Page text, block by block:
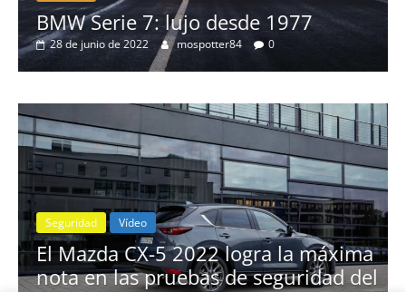
BMW Serie 7: lujo desde 1977
28 de junio de 2022 mospotter84 0
Seguridad Vídeo
El Mazda CX-5 2022 logra la máxima
nota en las pruebas de seguridad del